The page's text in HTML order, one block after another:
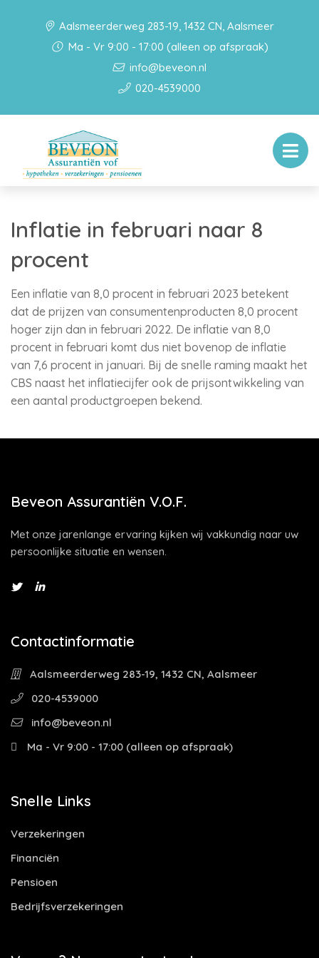
Aalsmeerderweg 283-19, 1432 CN, Aalsmeer
Ma - Vr 9:00 - 17:00 (alleen op afspraak)
info@beveon.nl
020-4539000
Inflatie in februari naar 8
procent
Een inflatie van 8,0 procent in februari 2023 betekent
dat de prijzen van consumentenproducten 8,0 procent
hoger zijn dan in februari 2022. De inflatie van 8,0
procent in februari komt dus niet bovenop de inflatie
van 7,6 procent in januari. Bij de snelle raming maakt het
CBS naast het inflatiecijfer ook de prijsontwikkeling van
een aantal productgroepen bekend.
Beveon Assurantiën V.O.F.
Met onze jarenlange ervaring kijken wij vakkundig naar uw
persoonlijke situatie en wensen.
Contactinformatie
Aalsmeerderweg 283-19, 1432 CN, Aalsmeer
020-4539000
info@beveon.nl
Ma - Vr 9:00 - 17:00 (alleen op afspraak)
Snelle Links
Verzekeringen
Financiën
Pensioen
Bedrijfsverzekeringen